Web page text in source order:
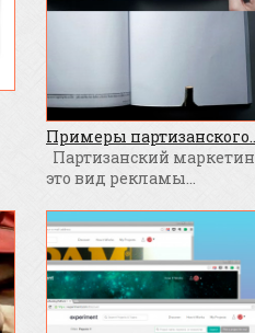
Примеры
Партизанский
это вид рекламы...